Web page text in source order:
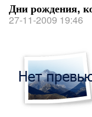
Дни рождения,
27-11-2009 19:46